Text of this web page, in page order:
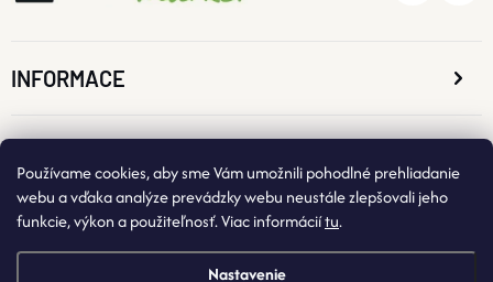
Používame cookies, aby sme Vám umožnili pohodlné prehliadanie
webu a vďaka analýze prevádzky webu neustále zlepšovali jeho
funkcie, výkon a použiteľnosť. Viac informáciítu.
Nastavenie
INFORMACE
KONTAKTNÉ ÚDAJE